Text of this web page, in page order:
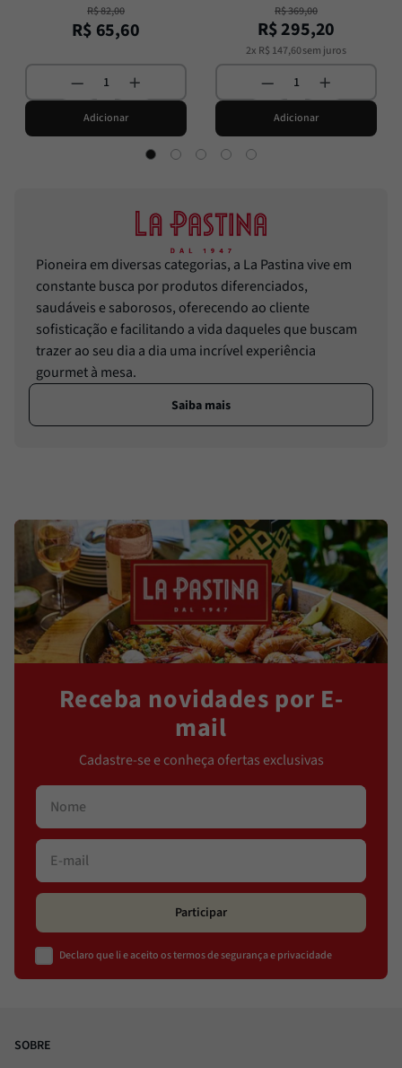
R$82,00
R$ 65,60
Adicionar
R$369,00
R$295,20
2x R$ 147,60sem juros
Adicionar
Pioneira em diversas categorias, a La Pastina vive em
constante busca por produtos diferenciados,
saudáveis e saborosos, oferecendo ao cliente
sofisticação e facilitando a vida daqueles que buscam
trazer ao seu dia a dia uma incrível experiência
gourmet à mesa.
Saiba mais
Receba novidades por E-
mail
Cadastre-se e conheça ofertas exclusivas
Participar
Declaro que li e aceito os termos de segurança e privacidade
SOBRE